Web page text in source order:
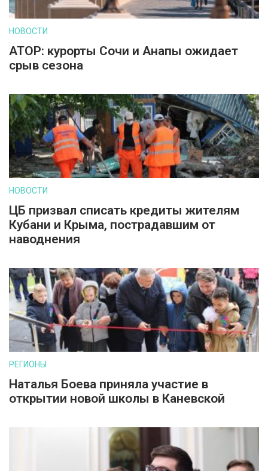
НОВОСТИ
АТОР: курорты Сочи и Анапы ожидает
срыв сезона
НОВОСТИ
ЦБ призвал списать кредиты жителям
Кубани и Крыма, пострадавшим от
наводнения
РЕГИОНЫ
Наталья Боева приняла участие в
открытии новой школы в Каневской